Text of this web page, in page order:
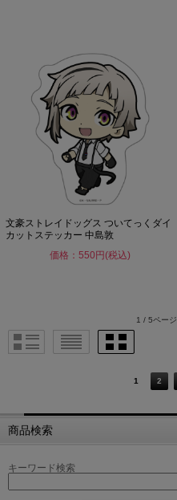
文豪ストレイドッグス ついてっくダイ
カットステッカー 中島敦
価格：550円(税込)
1 / 5ページ
1 2
商品検索
キーワード検索